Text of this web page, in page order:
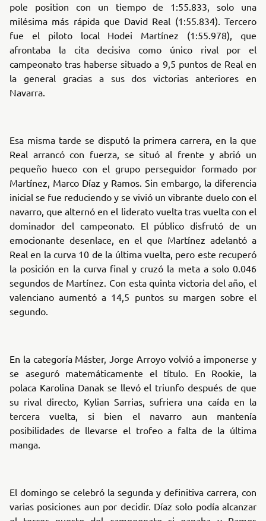
pole position con un tiempo de 1:55.833, solo una
milésima más rápida que David Real (1:55.834). Tercero
fue el piloto local Hodei Martínez (1:55.978), que
afrontaba la cita decisiva como único rival por el
campeonato tras haberse situado a 9,5 puntos de Real en
la general gracias a sus dos victorias anteriores en
Navarra.
Esa misma tarde se disputó la primera carrera, en la que
Real arrancó con fuerza, se situó al frente y abrió un
pequeño hueco con el grupo perseguidor formado por
Martínez, Marco Díaz y Ramos. Sin embargo, la diferencia
inicial se fue reduciendo y se vivió un vibrante duelo con el
navarro, que alternó en el liderato vuelta tras vuelta con el
dominador del campeonato. El público disfrutó de un
emocionante desenlace, en el que Martínez adelantó a
Real en la curva 10 de la última vuelta, pero este recuperó
la posición en la curva final y cruzó la meta a solo 0.046
segundos de Martínez. Con esta quinta victoria del año, el
valenciano aumentó a 14,5 puntos su margen sobre el
segundo.
En la categoría Máster, Jorge Arroyo volvió a imponerse y
se aseguró matemáticamente el título. En Rookie, la
polaca Karolina Danak se llevó el triunfo después de que
su rival directo, Kylian Sarrias, sufriera una caída en la
tercera vuelta, si bien el navarro aun mantenía
posibilidades de llevarse el trofeo a falta de la última
manga.
El domingo se celebró la segunda y definitiva carrera, con
varias posiciones aun por decidir. Díaz solo podía alcanzar